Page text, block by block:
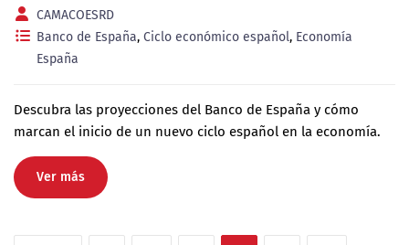
CAMACOESRD
Banco de España, Ciclo económico español, Economía
España
Descubra las proyecciones del Banco de España y cómo
marcan el inicio de un nuevo ciclo español en la economía.
Ver más